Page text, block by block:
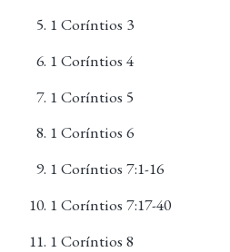
1 Coríntios 3
1 Coríntios 4
1 Coríntios 5
1 Coríntios 6
1 Coríntios 7:1-16
1 Coríntios 7:17-40
1 Coríntios 8